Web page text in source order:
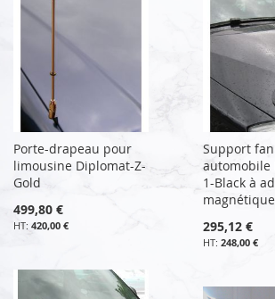
Porte-drapeau pour
limousine Diplomat-Z-
Gold
499,80 €
420,00 €
Support
automobile
1-Black à
magnétique
295,12 €
248,00 €